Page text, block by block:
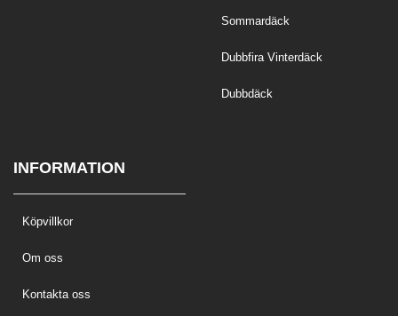
Sommardäck
Dubbfira Vinterdäck
Dubbdäck
INFORMATION
Köpvillkor
Om oss
Kontakta oss